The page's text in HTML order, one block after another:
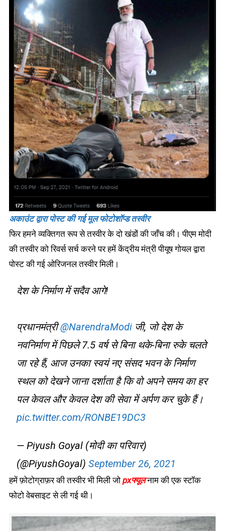
अकाउंट द्वारा पोस्ट की गई मूल फोटोशॉप्ड तस्वीर
फिर हमने व्यक्तिगत रूप से तस्वीर के दो खंडों की जाँच की। पीएम मोदी
की तस्वीर को रिवर्स सर्च करने पर हमें केंद्रीय मंत्री पीयूष गोयल द्वारा
पोस्ट की गई ओरिजनल तस्वीर मिली।
देश के निर्माण में सदैव आगे!
प्रधानमंत्री@NarendraModiजी, जो देश के
नवनिर्माण में पिछले 7.5 वर्ष से बिना थके-बिना रुके चलते
जा रहे हैं, आज उनका स्वयं नए संसद भवन के निर्माण
स्थल को देखने जाना दर्शाता है कि वो अपने समय का हर
पल केवल और केवल देश की सेवा में अर्पण कर चुके हैं।
pic.twitter.com/RONBE19DC3
— Piyush Goyal (मोदी का परिवार)
(@PiyushGoyal) September 26, 2021
हमें फ़ोटोग्राफ़र की तस्वीर भी मिली जो pxफ्यूलनाम की एक स्टॉक
फोटो वेबसाइट से ली गई थी।